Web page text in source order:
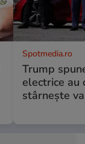
Spotmedia.ro
Trump
electrice au
stârnește